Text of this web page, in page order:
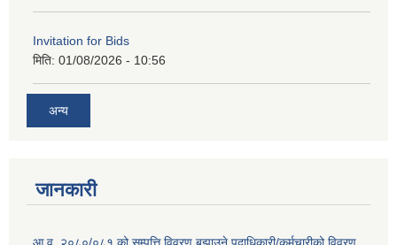
Invitation for Bids
मिति: 01/08/2026 - 10:56
अन्य
जानकारी